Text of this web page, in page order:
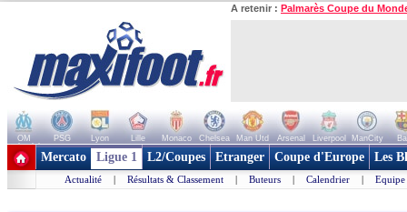
A retenir : Palmarès Coupe du
OM PSG Lyon Lille Monaco Chelsea Man Utd Arsenal Liverpool ManCity
+ de clubs
Mercato Ligue 1 L2/Coupes Etranger Coupe d'Europe Les
Actualité | Résultats & Classement | Buteurs | Calendrier | Equipe